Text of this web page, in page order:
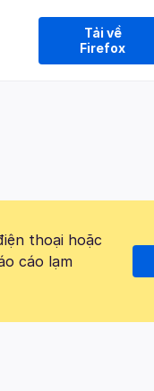
Tải về
Firefox
thoại hoặc
cáo lạm